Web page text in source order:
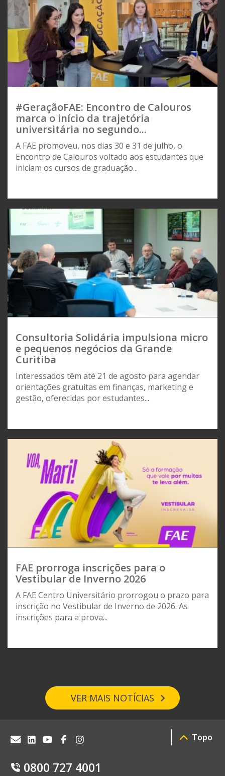
#GeraçãoFAE: Encontro de Calouros
marca o início da trajetória
universitária no segundo...
A FAE promoveu, nos dias 30 e 31 de julho, o
Encontro de Calouros voltado aos estudantes que
iniciam os cursos de graduação...
Consultoria Solidária impulsiona micro
e pequenos negócios da Grande
Curitiba
Interessados têm até 21 de agosto para agendar
orientações gratuitas em finanças, marketing e
gestão, oferecidas por estudantes...
FAE prorroga inscrições para o
Vestibular de Inverno 2026
A FAE Centro Universitário prorrogou o prazo para
inscrição no Vestibular de Inverno de 2026. As
inscrições para a prova...
VER MAIS NOTÍCIAS
0800 727 4001
Topo